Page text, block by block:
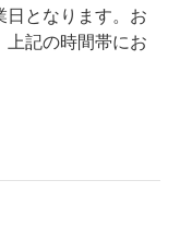
日となります。お
上記の時間帯にお